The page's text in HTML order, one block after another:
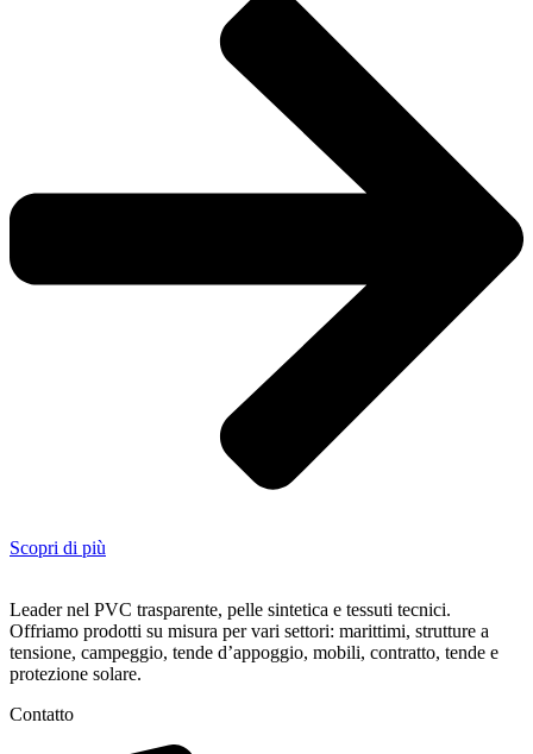
Scopri di più
Leader nel PVC trasparente, pelle sintetica e tessuti tecnici.
Offriamo prodotti su misura per vari settori: marittimi, strutture a
tensione, campeggio, tende d’appoggio, mobili, contratto, tende e
protezione solare.
Contatto